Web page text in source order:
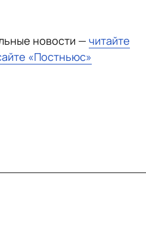
новости — читайте
«Постньюс»